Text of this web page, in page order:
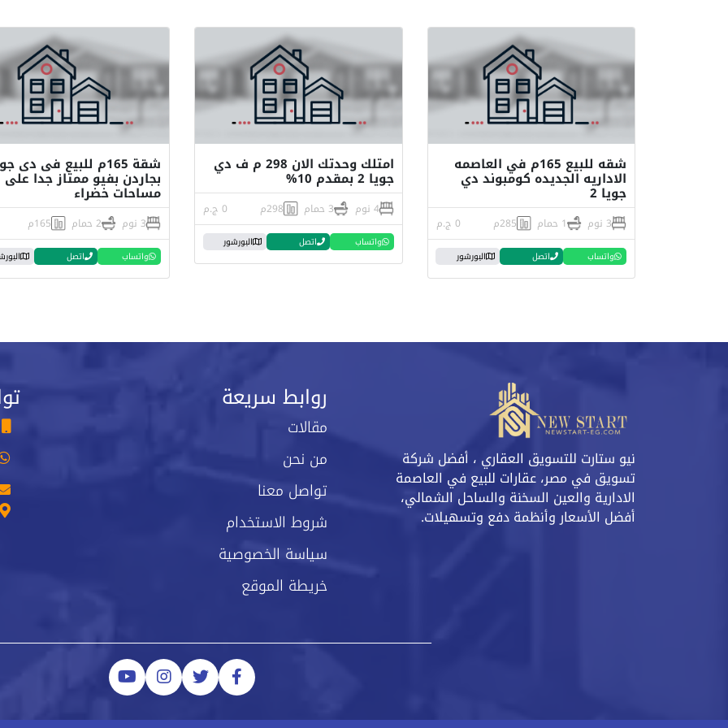
شقه للبيع 165م في العاصمه
الاداريه الجديده كومبوند دي
جويا 2
3 نوم 1 حمام 285م 0 ج.م
واتساب اتصل البورشور
امتلك وحدتك الان 298 م ف دي
جويا 2 بمقدم 10%
4 نوم 3 حمام 298م 0 ج.م
واتساب اتصل البورشور
بجاردن بفيو ممتاز جدا على
مساحات خضراء
3 نوم 2 حمام 165م
واتساب اتصل
نيو ستارت للتسويق العقاري ، أفضل شركة
تسويق في مصر، عقارات للبيع في العاصمة
الادارية والعين السخنة والساحل الشمالي،
أفضل الأسعار وأنظمة دفع وتسهيلات.
روابط سريعة
مقالات
من نحن
تواصل معنا
شروط الاستخدام
سياسة الخصوصية
خريطة الموقع